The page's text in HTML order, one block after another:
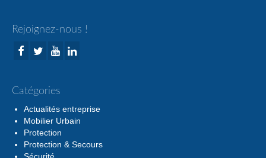
Rejoignez-nous !
Catégories
Actualités entreprise
Mobilier Urbain
Protection
Protection & Secours